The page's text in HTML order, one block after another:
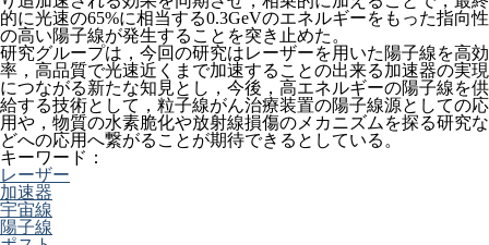
的に光速の65%に相当する0.3GeVのエネルギーをもった指向性
の高い陽子線が発生することを突き止めた。
研究グループは，今回の研究はレーザーを用いた陽子線を高効
率，高品質で光速近くまで加速することの出来る加速器の実現
につながる新たな知見とし，今後，高エネルギーの陽子線を供
給する技術として，粒子線がん治療装置の陽子線源としての応
用や，物質の水素脆化や放射線損傷のメカニズムを探る研究な
どへの応用へ繋がることが期待できるとしている。
キーワード：
レーザー
加速器
宇宙線
陽子線